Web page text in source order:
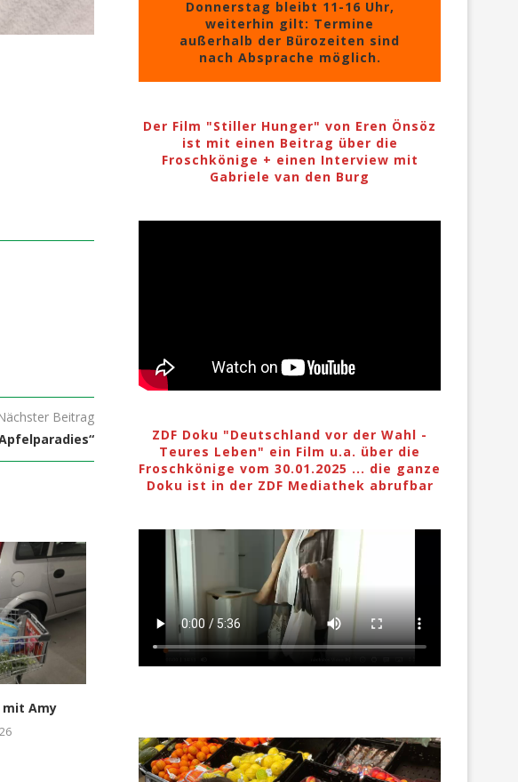
Beitrag
mit Amy
3. Mai 2019 17. Februar 2019
Donnerstag bleibt 11-16 Uhr,
weiterhin gilt: Termine
außerhalb der Bürozeiten sind
nach Absprache möglich.
Der Film "Stiller Hunger" von Eren Önsöz
ist mit einen Beitrag über die
Froschkönige + einen Interview mit
Gabriele van den Burg
ZDF Doku "Deutschland vor der Wahl -
Teures Leben" ein Film u.a. über die
Froschkönige vom 30.01.2025 ... die ganze
Doku ist in der ZDF Mediathek abrufbar